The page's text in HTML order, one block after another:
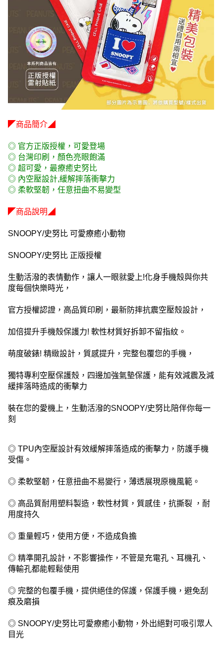
◤商品簡介◢
◎ 官方正版授權，可愛登場
◎ 台灣印刷，顏色亮眼飽滿
◎ 超可愛，最療癒史努比
◎ 內空壓設計,緩解摔落衝擊力
◎ 柔軟堅韌，任意扭曲不易變型
◤商品說明◢
SNOOPY/史努比 可愛療癒小動物
SNOOPY/史努比 正版授權
生動活潑的表情動作，讓人一眼就愛上!化身手機殼與你共
度每個快樂時光，
官方授權認證，高品質印刷，最新防摔抗震空壓殼設計，
加倍提升手機殼保護力! 軟性材質好拆卸不留指紋。
萌度破錶! 精緻設計，質感提升，完整包覆您的手機，
獨特專利空壓保護殼，四邊加強氣墊保護，能有效減震及減
緩摔落時造成的衝擊力
裝在您的愛機上，生動活潑的SNOOPY/史努比陪伴你每一
刻
◎ TPU內空壓設計有效緩解摔落造成的衝擊力，防護手機
受傷。
◎ 柔軟堅韌，任意扭曲不易變行，薄透展現原機風範。
◎ 高品質耐用塑料製造，軟性材質，質感佳，抗撕裂 ，耐
用度持久
◎ 重量輕巧，使用方便，不造成負擔
◎ 精準開孔設計，不影響操作，不管是充電孔、耳機孔、
傳輸孔都能輕鬆使用
◎ 完整的包覆手機，提供絕佳的保護，保護手機，避免刮
痕及磨損
◎ SNOOPY/史努比可愛療癒小動物，外出絕對可吸引眾人
目光